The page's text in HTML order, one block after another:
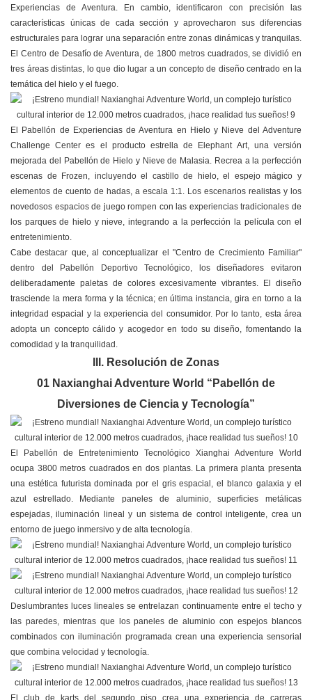
Experiencias de Aventura. En cambio, identificaron con precisión las
características únicas de cada sección y aprovecharon sus diferencias
estructurales para lograr una separación entre zonas dinámicas y tranquilas.
El Centro de Desafío de Aventura, de 1800 metros cuadrados, se dividió en
tres áreas distintas, lo que dio lugar a un concepto de diseño centrado en la
temática del hielo y el fuego.
El Pabellón de Experiencias de Aventura en Hielo y Nieve del Adventure
Challenge Center es el producto estrella de Elephant Art, una versión
mejorada del Pabellón de Hielo y Nieve de Malasia. Recrea a la perfección
escenas de Frozen, incluyendo el castillo de hielo, el espejo mágico y
elementos de cuento de hadas, a escala 1:1. Los escenarios realistas y los
novedosos espacios de juego rompen con las experiencias tradicionales de
los parques de hielo y nieve, integrando a la perfección la película con el
entretenimiento.
Cabe destacar que, al conceptualizar el "Centro de Crecimiento Familiar"
dentro del Pabellón Deportivo Tecnológico, los diseñadores evitaron
deliberadamente paletas de colores excesivamente vibrantes. El diseño
trasciende la mera forma y la técnica; en última instancia, gira en torno a la
integridad espacial y la experiencia del consumidor. Por lo tanto, esta área
adopta un concepto cálido y acogedor en todo su diseño, fomentando la
comodidad y la tranquilidad.
III. Resolución de Zonas
01 Naxianghai Adventure World “Pabellón de
Diversiones de Ciencia y Tecnología”
El Pabellón de Entretenimiento Tecnológico Xianghai Adventure World
ocupa 3800 metros cuadrados en dos plantas. La primera planta presenta
una estética futurista dominada por el gris espacial, el blanco galaxia y el
azul estrellado. Mediante paneles de aluminio, superficies metálicas
espejadas, iluminación lineal y un sistema de control inteligente, crea un
entorno de juego inmersivo y de alta tecnología.
Deslumbrantes luces lineales se entrelazan continuamente entre el techo y
las paredes, mientras que los paneles de aluminio con espejos blancos
combinados con iluminación programada crean una experiencia sensorial
que combina velocidad y tecnología.